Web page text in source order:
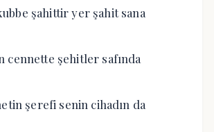
şahittir yer şahit sana
cennette şehitler safında
şerefi senin cihadın da